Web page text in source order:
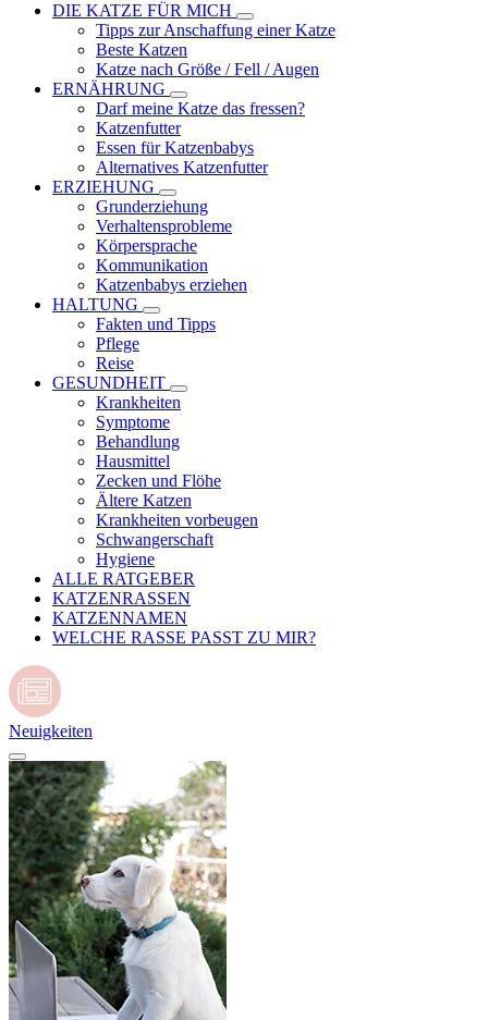
DIE KATZE FÜR MICH
Tipps zur Anschaffung einer Katze
Beste Katzen
Katze nach Größe / Fell / Augen
ERNÄHRUNG
Darf meine Katze das fressen?
Katzenfutter
Essen für Katzenbabys
Alternatives Katzenfutter
ERZIEHUNG
Grunderziehung
Verhaltensprobleme
Körpersprache
Kommunikation
Katzenbabys erziehen
HALTUNG
Fakten und Tipps
Pflege
Reise
GESUNDHEIT
Krankheiten
Symptome
Behandlung
Hausmittel
Zecken und Flöhe
Ältere Katzen
Krankheiten vorbeugen
Schwangerschaft
Hygiene
ALLE RATGEBER
KATZENRASSEN
KATZENNAMEN
WELCHE RASSE PASST ZU MIR?
Neuigkeiten